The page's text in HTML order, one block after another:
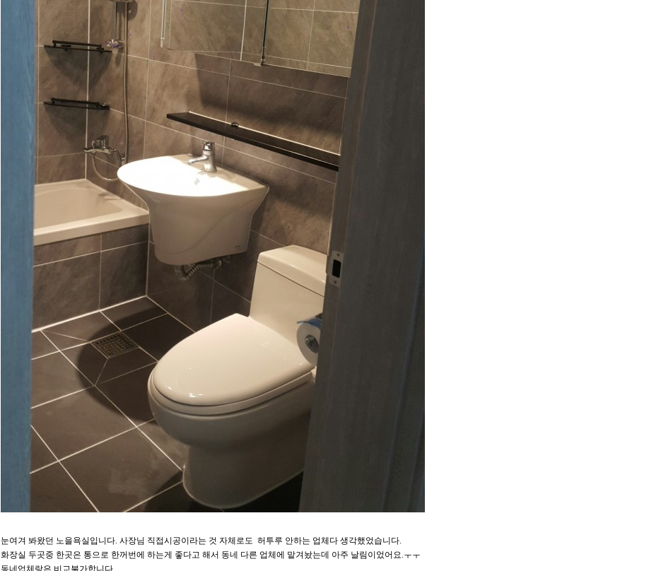
눈여겨 봐왔던 노을욕실입니다. 사장님 직접시공이라는 것 자체로도 허투루 안하는 업체다 생각했었습니다.
화장실 두곳중 한곳은 통으로 한꺼번에 하는게 좋다고 해서 동네 다른 업체에 맡겨놨는데 아주 날림이었어요.ㅜㅜ
동네업체랑은 비교불가합니다